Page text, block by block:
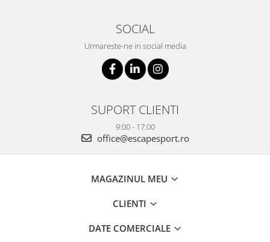
SOCIAL
Urmareste-ne in social media
SUPORT CLIENTI
9:00 - 17:00
office@escapesport.ro
MAGAZINUL MEU
CLIENTI
DATE COMERCIALE